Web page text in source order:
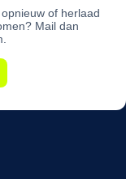
of herlaad
Mail dan